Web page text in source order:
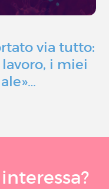
via tutto:
i miei